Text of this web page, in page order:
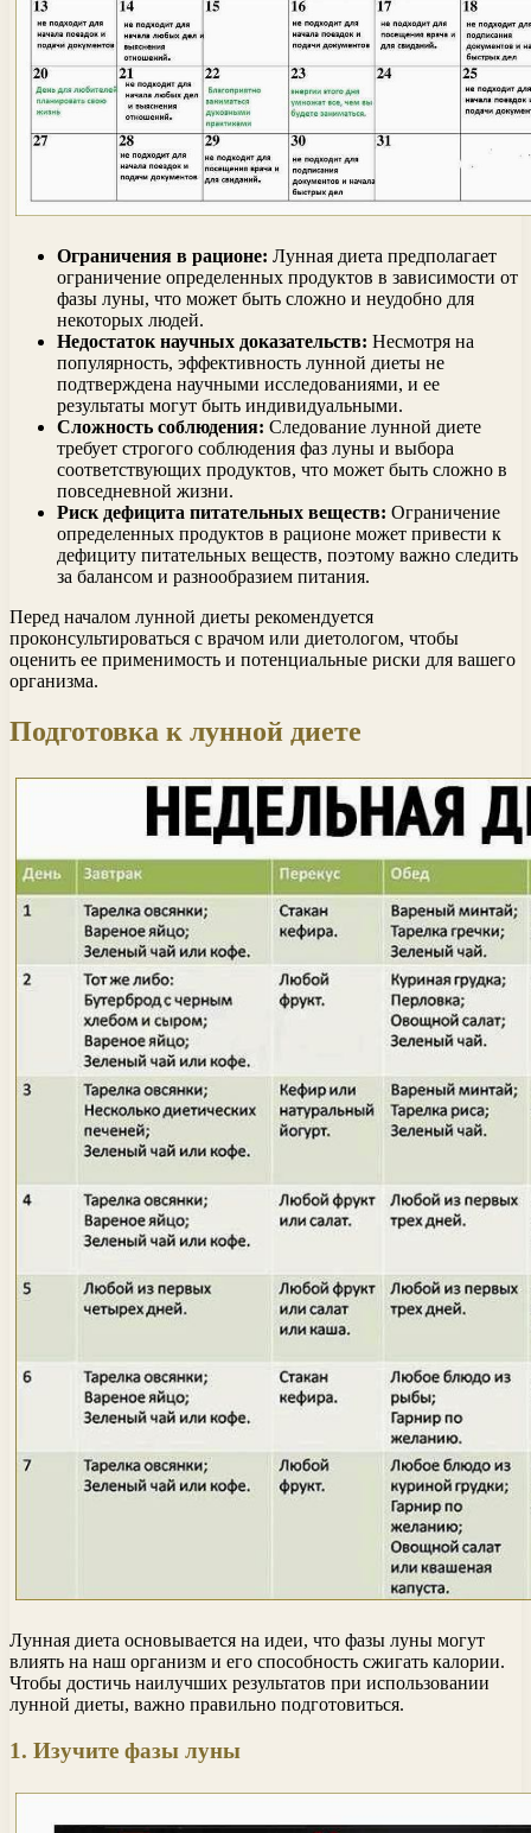
Ограничения в рационе: Лунная диета предполагает
ограничение определенных продуктов в зависимости от
фазы луны, что может быть сложно и неудобно для
некоторых людей.
Недостаток научных доказательств: Несмотря на
популярность, эффективность лунной диеты не
подтверждена научными исследованиями, и ее
результаты могут быть индивидуальными.
Сложность соблюдения: Следование лунной диете
требует строгого соблюдения фаз луны и выбора
соответствующих продуктов, что может быть сложно в
повседневной жизни.
Риск дефицита питательных веществ: Ограничение
определенных продуктов в рационе может привести к
дефициту питательных веществ, поэтому важно следить
за балансом и разнообразием питания.
Перед началом лунной диеты рекомендуется
проконсультироваться с врачом или диетологом, чтобы
оценить ее применимость и потенциальные риски для вашего
организма.
Подготовка к лунной диете
Лунная диета основывается на идеи, что фазы луны могут
влиять на наш организм и его способность сжигать калории.
Чтобы достичь наилучших результатов при использовании
лунной диеты, важно правильно подготовиться.
1. Изучите фазы луны